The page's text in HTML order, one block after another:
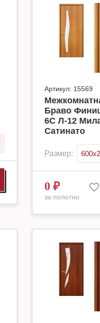
Артикул: 15569
Браво
6С Л-12
Сатинато
Размер:
0 ₽
за полотно